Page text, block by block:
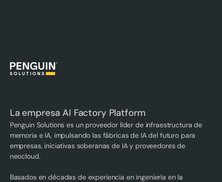
La empresa AI Factory Platform
Penguin Solutions es un proveedor líder de infraestructura de
memoria e IA, impulsando las fábricas de IA del futuro para
empresas, iniciativas soberanas de IA y proveedores de
neocloud.
Basados en décadas de experiencia en ingeniería en la